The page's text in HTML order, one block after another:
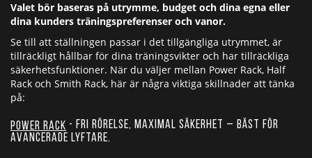
Valet bör baseras på utrymme, budget och dina egna eller
dina kunders träningspreferenser och vanor.
Se till att ställningen passar i det tillgängliga utrymmet, är
tillräckligt hållbar för dina träningsvikter och har tillräckliga
säkerhetsfunktioner. När du väljer mellan Power Rack, Half
Rack och Smith Rack, här är några viktiga skillnader att tänka
på:
Power Rack - Fri rörelse, maximal säkerhet – bäst för
avancerade lyftare.